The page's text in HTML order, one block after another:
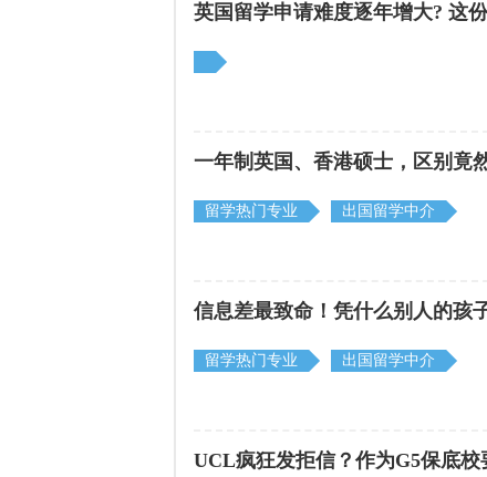
英国留学申请难度逐年增大? 这
一年制英国、香港硕士，区别竟
留学热门专业 出国留学中介
信息差最致命！凭什么别人的孩
留学热门专业 出国留学中介
UCL疯狂发拒信？作为G5保底校